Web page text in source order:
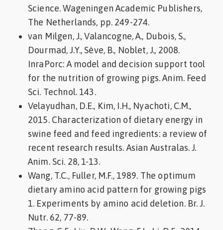
Science. Wageningen Academic Publishers,
The Netherlands, pp. 249-274.
van Milgen, J., Valancogne, A., Dubois, S.,
Dourmad, J.Y., Sève, B., Noblet, J., 2008.
InraPorc: A model and decision support tool
for the nutrition of growing pigs. Anim. Feed
Sci. Technol. 143.
Velayudhan, D.E., Kim, I.H., Nyachoti, C.M.,
2015. Characterization of dietary energy in
swine feed and feed ingredients: a review of
recent research results. Asian Australas. J.
Anim. Sci. 28, 1-13.
Wang, T.C., Fuller, M.F., 1989. The optimum
dietary amino acid pattern for growing pigs
1. Experiments by amino acid deletion. Br. J.
Nutr. 62, 77-89.